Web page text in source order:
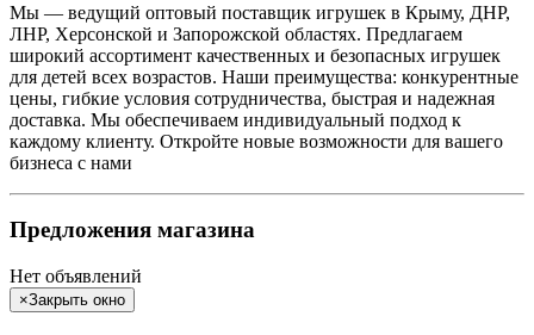
Мы — ведущий оптовый поставщик игрушек в Крыму, ДНР,
ЛНР, Херсонской и Запорожской областях. Предлагаем
широкий ассортимент качественных и безопасных игрушек
для детей всех возрастов. Наши преимущества: конкурентные
цены, гибкие условия сотрудничества, быстрая и надежная
доставка. Мы обеспечиваем индивидуальный подход к
каждому клиенту. Откройте новые возможности для вашего
бизнеса с нами
Предложения магазина
Нет объявлений
×Закрыть окно